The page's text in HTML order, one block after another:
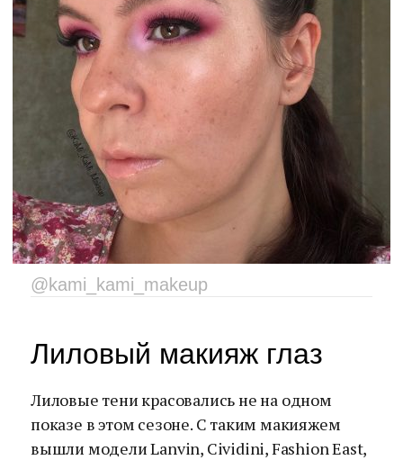
@kami_kami_makeup
Лиловый макияж глаз
Лиловые тени красовались не на одном
показе в этом сезоне. С таким макияжем
вышли модели Lanvin, Cividini, Fashion East,